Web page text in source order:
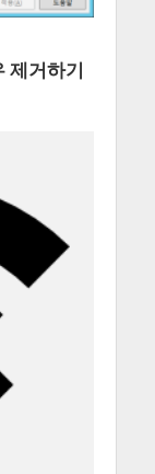
제거하기